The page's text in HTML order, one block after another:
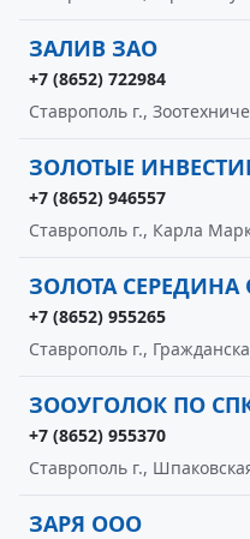
ЗАЛИВ ЗАО
+7 (8652) 722984
Ставрополь г.,
ЗОЛОТЫЕ
+7 (8652) 946557
Ставрополь г., Карла
ЗОЛОТА СЕРЕДИНА
+7 (8652) 955265
Ставрополь г.,
ЗООУГОЛОК ПО
+7 (8652) 955370
Ставрополь г.,
ЗАРЯ ООО